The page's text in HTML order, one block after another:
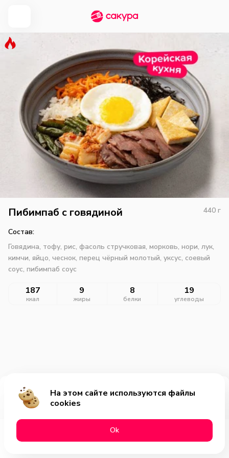
Пибимпаб с говядиной 440 г
Состав:
Говядина, тофу, рис, фасоль стручковая, морковь, нори, лук,
кимчи, яйцо, чеснок, перец чёрный молотый, уксус, соевый
соус, пибимпаб соус
187
ккал
9
жиры
8
белки
19
углеводы
Добавить за 699₽
На этом сайте используются файлы
cookies
Оk